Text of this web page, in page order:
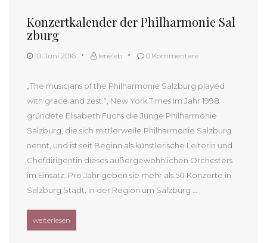
Konzertkalender der Philharmonie Sal
zburg
10. Juni 2016 leneleb 0 Kommentare
„The musicians of the Philharmonie Salzburg played
with grace and zest.“, New York Times Im Jahr 1998
gründete Elisabeth Fuchs die Junge Philharmonie
Salzburg, die sich mittlerweile Philharmonie Salzburg
nennt, und ist seit Beginn als künstlerische Leiterin und
Chefdirigentin dieses außergewöhnlichen Orchesters
im Einsatz. Pro Jahr geben sie mehr als 50 Konzerte in
Salzburg Stadt, in der Region um Salzburg …
„Konzertkalender der Philharmonie Salzburg“
weiterlesen